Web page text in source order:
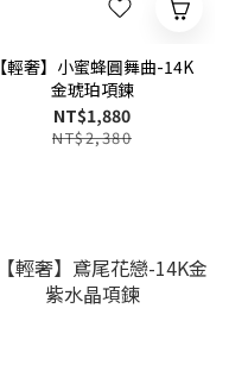
【輕奢】小蜜蜂圓舞曲-14K
金琥珀項鍊
NT$1,880
NT$2,380